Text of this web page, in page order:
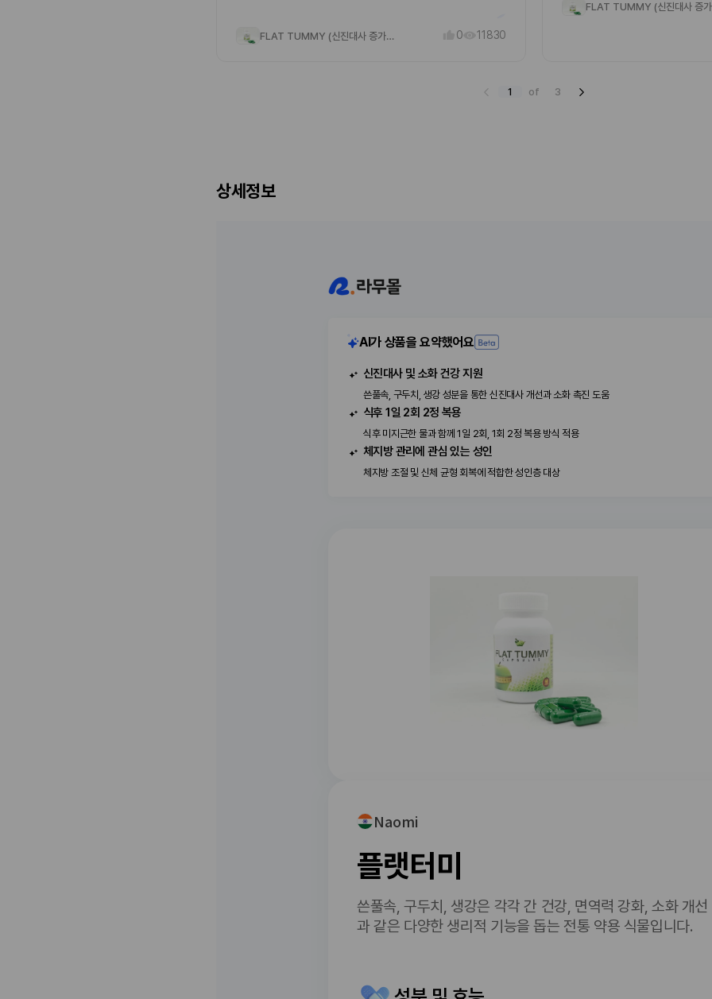
조제품들은 눈에 보이는효과는 기
겠죠먹다가 안먹어야 티가날지.. 이
FLAT TUMMY (신진대사 증가 건강식품) 0 11830
데요.....음.. 적정한 가격인가 싶네요
1 of 3
상세정보
AI가 상품을 요약했어요
신진대사 및 소화 건강 지원
쓴풀속, 구두치, 생강 성분을 통한 신진대사 개선과 소화 촉진 도움
식후 1일 2회 2정 복용
식후 미지근한 물과 함께 1일 2회, 1회 2정 복용 방식 적용
체지방 관리에 관심 있는 성인
체지방 조절 및 신체 균형 회복에 적합한 성인층 대상
Naomi
플랫터미
쓴풀속, 구두치, 생강은 각각 간 건강, 면역력 강화, 소화 개선
과 같은 다양한 생리적 기능을 돕는 전통 약용 식물입니다.